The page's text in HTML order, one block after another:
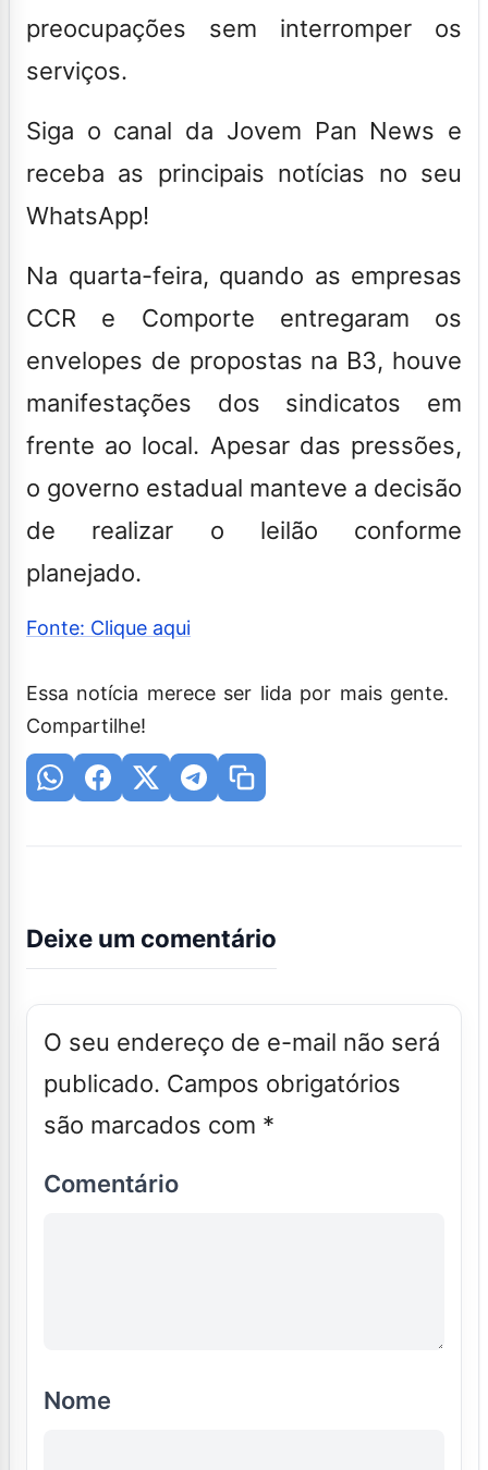
preocupações sem interromper os
serviços.
Siga o canal da Jovem Pan News e
receba as principais notícias no seu
WhatsApp!
Na quarta-feira, quando as empresas
CCR e Comporte entregaram os
envelopes de propostas na B3, houve
manifestações dos sindicatos em
frente ao local. Apesar das pressões,
o governo estadual manteve a decisão
de realizar o leilão conforme
planejado.
Fonte: Clique aqui
Essa notícia merece ser lida por mais gente.
Compartilhe!
Deixe um comentário
O seu endereço de e-mail não será
publicado. Campos obrigatórios
são marcados com *
Comentário
Nome